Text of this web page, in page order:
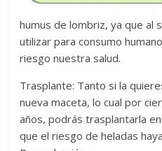
humus de lombriz, ya que al
utilizar para consumo
riesgo nuestra salud.
Trasplante: Tanto si la
nueva maceta, lo cual por
años, podrás trasplantarla
que el riesgo de heladas